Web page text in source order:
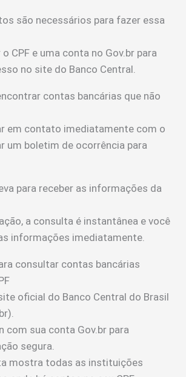
são necessários para fazer essa
CPF e uma conta no Gov.br para
no site do Banco Central.
contas bancárias que não
em contato imediatamente com o
um boletim de ocorrência para
para receber as informações da
a consulta é instantânea e você
informações imediatamente.
consultar contas bancárias
oficial do Banco Central do Brasil
com sua conta Gov.br para
segura.
mostra todas as instituições